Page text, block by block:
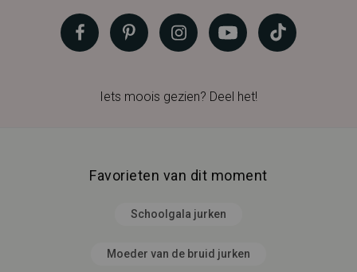
Iets moois gezien? Deel het!
Favorieten van dit moment
Schoolgala jurken
Moeder van de bruid jurken